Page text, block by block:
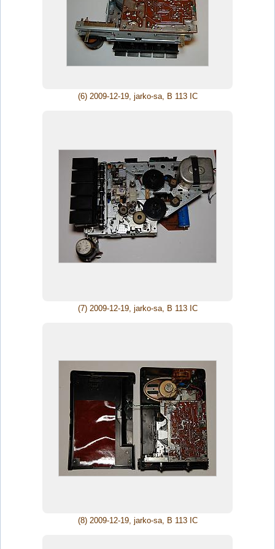
(6) 2009-12-19, jarko-sa, B 113 IC
(7) 2009-12-19, jarko-sa, B 113 IC
(8) 2009-12-19, jarko-sa, B 113 IC